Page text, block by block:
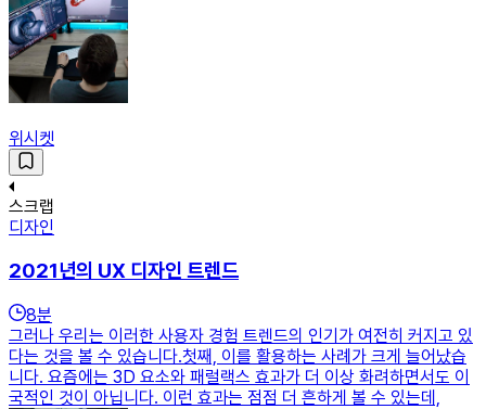
위시켓
스크랩
디자인
2021년의 UX 디자인 트렌드
8분
그러나 우리는 이러한 사용자 경험 트렌드의 인기가 여전히 커지고 있
다는 것을 볼 수 있습니다.첫째, 이를 활용하는 사례가 크게 늘어났습
니다. 요즘에는 3D 요소와 패럴랙스 효과가 더 이상 화려하면서도 이
국적인 것이 아닙니다. 이런 효과는 점점 더 흔하게 볼 수 있는데,